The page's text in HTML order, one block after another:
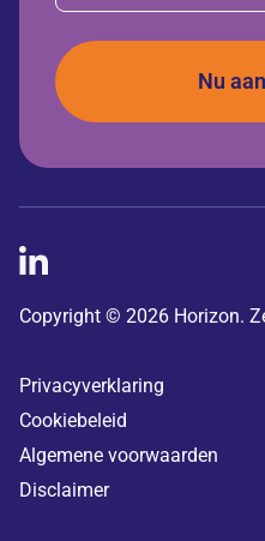
Copyright © 2026 Horizon.
Privacyverklaring
Cookiebeleid
Algemene voorwaarden
Disclaimer